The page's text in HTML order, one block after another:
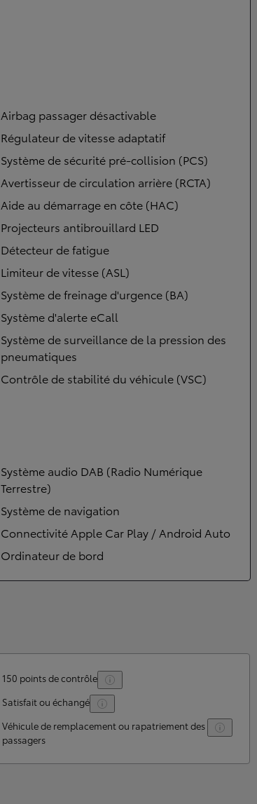
Airbag passager désactivable
Régulateur de vitesse adaptatif
Système de sécurité pré-collision (PCS)
Avertisseur de circulation arrière (RCTA)
Aide au démarrage en côte (HAC)
Projecteurs antibrouillard LED
Détecteur de fatigue
Limiteur de vitesse (ASL)
Système de freinage d'urgence (BA)
Système d'alerte eCall
Système de surveillance de la pression des
pneumatiques
Contrôle de stabilité du véhicule (VSC)
Système audio DAB (Radio Numérique
Terrestre)
Système de navigation
Connectivité Apple Car Play / Android Auto
Ordinateur de bord
150 points de contrôle
Satisfait ou échangé
Véhicule de remplacement ou rapatriement des
passagers